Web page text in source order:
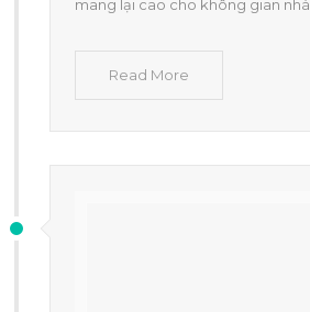
mang lại cao cho không gian nhà
Read More